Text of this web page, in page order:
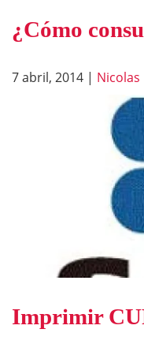
¿Cómo
7 abril, 2014 |
Imprimir